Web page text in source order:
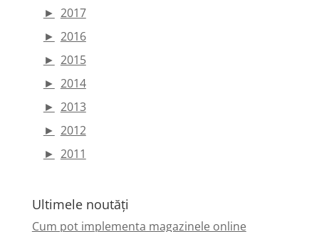
► 2017
► 2016
► 2015
► 2014
► 2013
► 2012
► 2011
Ultimele noutăți
Cum pot implementa magazinele online